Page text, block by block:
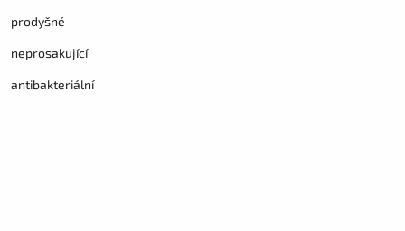
prodyšné
neprosakující
antibakteriální